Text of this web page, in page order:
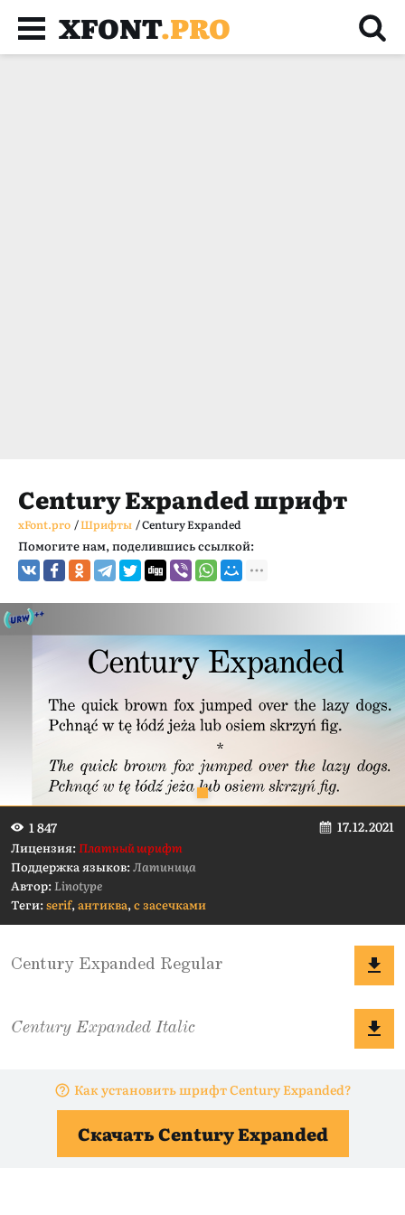
XFONT.PRO
Century Expanded шрифт
xFont.pro /Шрифты /Century Expanded
Помогите нам, поделившись ссылкой:
1 847 17.12.2021
Лицензия:Платный шрифт
Поддержка языков:Латиница
Автор:Linotype
Теги:serif,антиква,с засечками
Как установить шрифт Century Expanded?
Скачать Century Expanded